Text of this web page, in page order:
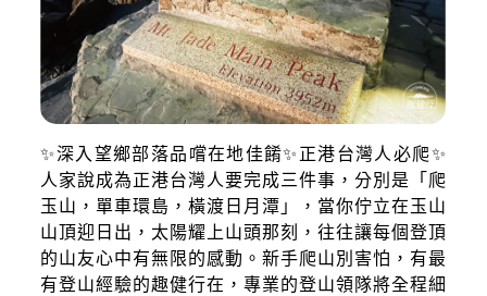
✨深入望鄉部落品嚐在地佳餚✨正港台灣人必爬✨
人家說成為正港台灣人要完成三件事，分別是「爬
玉山，單車環島，橫渡日月潭」，當你佇立在玉山
山頂迎日出，太陽耀上山頭那刻，往往讓每個登頂
的山友心中有無限的感動。新手爬山別害怕，有最
有登山經驗的趣健行在，專業的登山領隊將全程細